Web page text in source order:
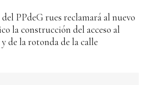
PPdeG rues reclamará al nuevo
la construcción del acceso al
de la rotonda de la calle